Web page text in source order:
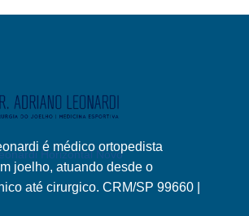
Horizontal Novo
é médico ortopedista
joelho, atuando desde o
até cirurgico. CRM/SP 99660 |